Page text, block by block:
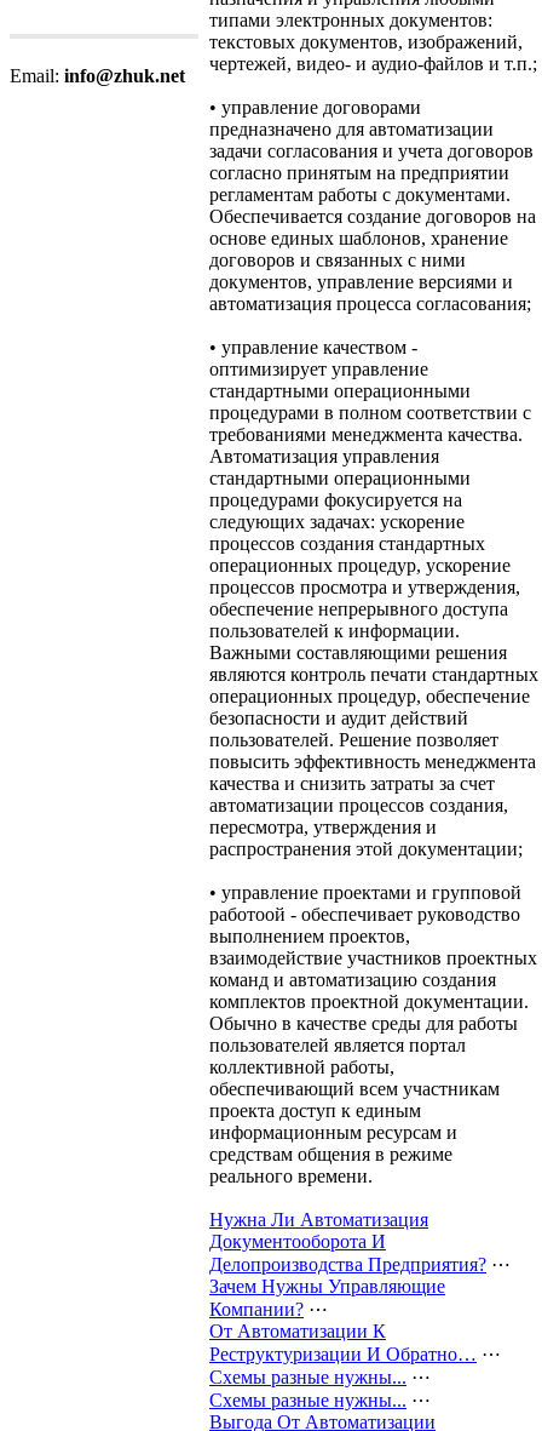
Email: info@zhuk.net
типами электронных документов:
текстовых документов, изображений,
чертежей, видео- и аудио-файлов и т.п.;
• управление договорами
предназначено для автоматизации
задачи согласования и учета договоров
согласно принятым на предприятии
регламентам работы с документами.
Обеспечивается создание договоров на
основе единых шаблонов, хранение
договоров и связанных с ними
документов, управление версиями и
автоматизация процесса согласования;
• управление качеством -
оптимизирует управление
стандартными операционными
процедурами в полном соответствии с
требованиями менеджмента качества.
Автоматизация управления
стандартными операционными
процедурами фокусируется на
следующих задачах: ускорение
процессов создания стандартных
операционных процедур, ускорение
процессов просмотра и утверждения,
обеспечение непрерывного доступа
пользователей к информации.
Важными составляющими решения
являются контроль печати стандартных
операционных процедур, обеспечение
безопасности и аудит действий
пользователей. Решение позволяет
повысить эффективность менеджмента
качества и снизить затраты за счет
автоматизации процессов создания,
пересмотра, утверждения и
распространения этой документации;
• управление проектами и групповой
работоой - обеспечивает руководство
выполнением проектов,
взаимодействие участников проектных
команд и автоматизацию создания
комплектов проектной документации.
Обычно в качестве среды для работы
пользователей является портал
коллективной работы,
обеспечивающий всем участникам
проекта доступ к единым
информационным ресурсам и
средствам общения в режиме
реального времени.
Нужна Ли Автоматизация
Документооборота И
Делопроизводства Предприятия? ⋯
Зачем Нужны Управляющие
Компании? ⋯
От Автоматизации К
Реструктуризации И Обратно… ⋯
Схемы разные нужны... ⋯
Схемы разные нужны... ⋯
Выгода От Автоматизации